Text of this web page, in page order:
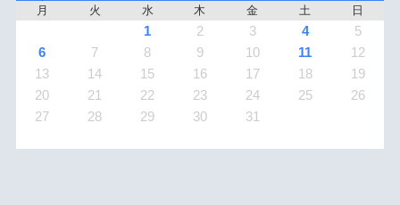
月 火 水 木 金 土 日
1 2 3 4
5
6
7 8 9 10 11
12
13
14 15 16 17 18
19
20
21 22 23 24 25
26
27
28 29 30 31